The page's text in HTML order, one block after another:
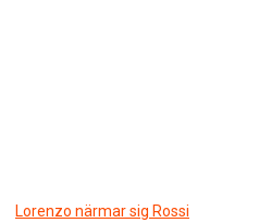
Lorenzo närmar sig Rossi